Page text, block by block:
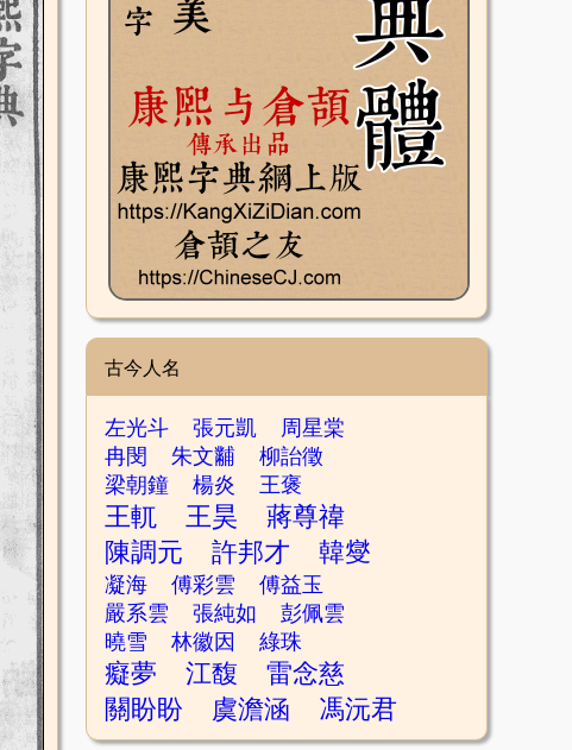
古今人名
左光斗 張元凱
周星棠
冉閔
朱文黼
柳詒徵
梁朝鐘
楊炎 王褒
王軏 王昊
蔣尊禕
陳調元
許邦才 韓燮
凝海 傅彩雲
傅益玉
嚴系雲
張純如
彭佩雲
曉雪
林徽因 綠珠
癡夢 江馥
雷念慈
關盼盼
虞澹涵 馮沅君